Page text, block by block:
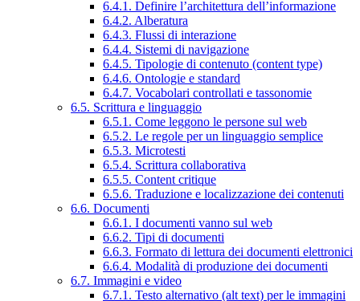
6.4.1. Definire l’architettura dell’informazione
6.4.2. Alberatura
6.4.3. Flussi di interazione
6.4.4. Sistemi di navigazione
6.4.5. Tipologie di contenuto (content type)
6.4.6. Ontologie e standard
6.4.7. Vocabolari controllati e tassonomie
6.5. Scrittura e linguaggio
6.5.1. Come leggono le persone sul web
6.5.2. Le regole per un linguaggio semplice
6.5.3. Microtesti
6.5.4. Scrittura collaborativa
6.5.5. Content critique
6.5.6. Traduzione e localizzazione dei contenuti
6.6. Documenti
6.6.1. I documenti vanno sul web
6.6.2. Tipi di documenti
6.6.3. Formato di lettura dei documenti elettronici
6.6.4. Modalità di produzione dei documenti
6.7. Immagini e video
6.7.1. Testo alternativo (alt text) per le immagini